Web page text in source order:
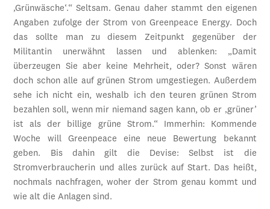
‚Grünwäsche‘.“ Seltsam. Genau daher stammt den eigenen
Angaben zufolge der Strom von Greenpeace Energy. Doch
das sollte man zu diesem Zeitpunkt gegenüber der
Militantin unerwähnt lassen und ablenken: „Damit
überzeugen Sie aber keine Mehrheit, oder? Sonst wären
doch schon alle auf grünen Strom umgestiegen. Außerdem
sehe ich nicht ein, weshalb ich den teuren grünen Strom
bezahlen soll, wenn mir niemand sagen kann, ob er ‚grüner’
ist als der billige grüne Strom.“ Immerhin: Kommende
Woche will Greenpeace eine neue Bewertung bekannt
geben. Bis dahin gilt die Devise: Selbst ist die
Stromverbraucherin und alles zurück auf Start. Das heißt,
nochmals nachfragen, woher der Strom genau kommt und
wie alt die Anlagen sind.